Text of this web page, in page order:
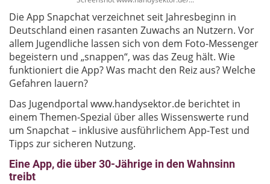
Die App Snapchat verzeichnet seit Jahresbeginn in
Deutschland einen rasanten Zuwachs an Nutzern. Vor
allem Jugendliche lassen sich von dem Foto-Messenger
begeistern und „snappen“, was das Zeug hält. Wie
funktioniert die App? Was macht den Reiz aus? Welche
Gefahren lauern?
Das Jugendportal www.handysektor.de berichtet in
einem Themen-Spezial über alles Wissenswerte rund
um Snapchat – inklusive ausführlichem App-Test und
Tipps zur sicheren Nutzung.
Eine App, die über 30-Jährige in den Wahnsinn
treibt